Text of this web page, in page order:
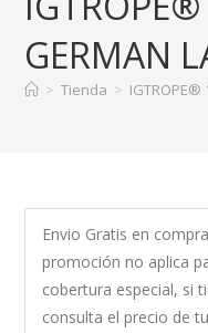
GERMAN
> Tienda > IGTROPE®
Envio Gratis en
promoción no aplica
cobertura especial, si
consulta el precio de